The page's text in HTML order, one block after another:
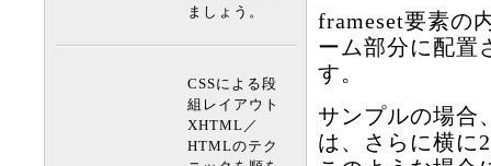
frameset要素の
ーム部分に配置
す。
サンプルの場合
は、さらに横に
ましょう。
CSSによる段
組レイアウト
XHTML／
HTMLのテク